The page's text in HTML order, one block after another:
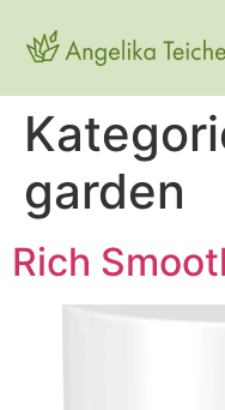
garden
Rich